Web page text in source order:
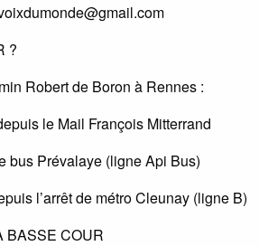
?
Robert de Boron à Rennes :
le Mail François Mitterrand
bus Prévalaye (ligne Api Bus)
l’arrêt de métro Cleunay (ligne B)
BASSE COUR